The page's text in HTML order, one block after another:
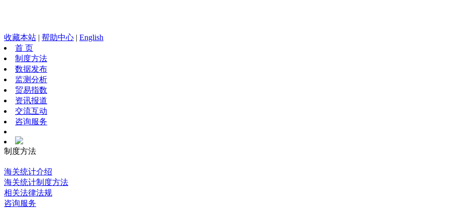
收藏本站 | 帮助中心 | English
首 页
制度方法
数据发布
监测分析
贸易指数
资讯报道
交流互动
咨询服务
制度方法
海关统计介绍
海关统计制度方法
相关法律法规
咨询服务